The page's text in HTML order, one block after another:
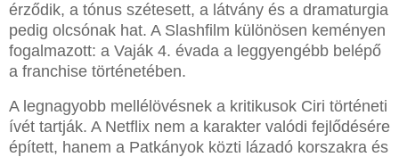
érződik, a tónus szétesett, a látvány és a dramaturgia
pedig olcsónak hat. A Slashfilm különösen keményen
fogalmazott: a Vaják 4. évada a leggyengébb belépő
a franchise történetében.
A legnagyobb mellélövésnek a kritikusok Ciri történeti
ívét tartják. A Netflix nem a karakter valódi fejlődésére
épített, hanem a Patkányok közti lázadó korszakra és